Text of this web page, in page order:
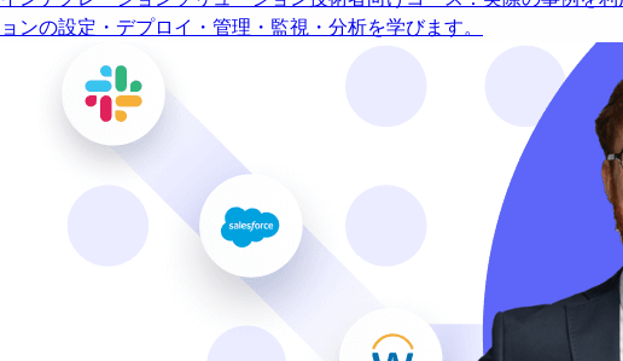
ョンの設定・デプロイ・管理・監視・分析を学びます。